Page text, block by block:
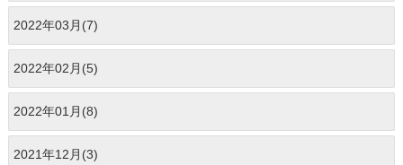
2022年03月(7)
2022年02月(5)
2022年01月(8)
2021年12月(3)